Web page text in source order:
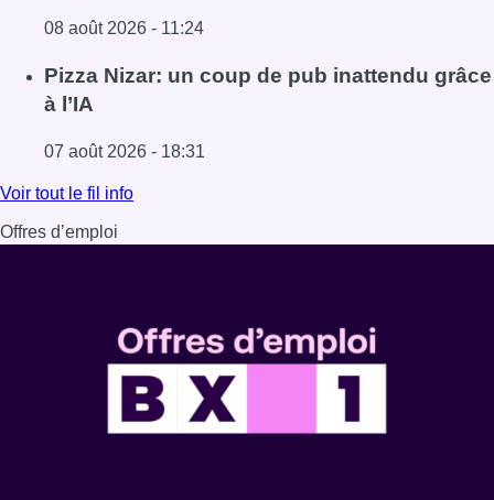
08 août 2026 - 11:24
Lire l'article Coups de feu sur fond de “rivalité
Pizza Nizar: un coup de pub inattendu grâce
à l’IA
07 août 2026 - 18:31
Lire l'article Pizza Nizar: un coup de pub inattendu grâce
Voir tout le fil info
Offres d’emploi